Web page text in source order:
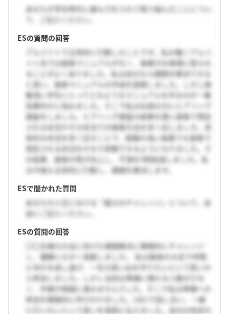
あなたが学生時代に最も力を入れて取り組んだことについ
て、ご記入ください。
ESの質問の回答
アルバイトで主体的に行動したことです。私の働くアルバ
イト先では接客マニュアルがなく、後輩がお客様に怒られ
ることがよくありました。私は自分なら課題を解決できる
と思い、接客マニュアルの作成を提案しました。しかし経
験浅い学生にとってどのようなマニュアルを作るのが一番
効果的かに悩みました。そこで私は社員の方にヒアリング
調査をしました。ヒアリング調査の結果を基に接客で想定
される状況やその状況での接客方法を多く記しました。具
体的な状況を多く記すことで、経験の浅い後輩でも接客で
想定される状況をかなり把握できるようになりました。そ
の結果、接客の質が向上し、不満を9割削減しました。私
は今後も主体的に行動し、課題を解決します。
ESで聞かれた質問
あなたの人生における「最大のチャレンジ」について、自
由にご記入ください。
ESの質問の回答
〇〇主催の大会に向けた課題解決に積極的にチャレンジ
し、優勝に大きく貢献しました。 私は最後の大会で仲間
と何かを成し遂げ、一生の思い出を作りたいという思いか
ら参加しました。しかし当初は準備に携わる人数が少な
く、作業が順調に進みませんでした。そこで私は準備への
参加を積極的に呼びかけました。1対1で話し合い、一緒
に行いたいという思いを真剣に伝えました。自分の気持ち